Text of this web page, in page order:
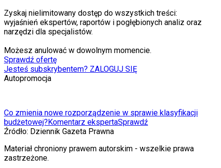
Zyskaj nielimitowany dostęp do wszystkich treści:
wyjaśnień ekspertów, raportów i pogłębionych analiz oraz
narzędzi dla specjalistów.
Możesz anulować w dowolnym momencie.
Sprawdź ofertę
Jesteś subskrybentem? ZALOGUJ SIĘ
Autopromocja
Co zmienia nowe rozporządzenie w sprawie klasyfikacji
budżetowej?Komentarz ekspertaSprawdź
Źródło: Dziennik Gazeta Prawna
Materiał chroniony prawem autorskim - wszelkie prawa
zastrzeżone.